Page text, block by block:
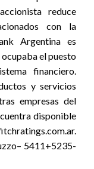
reduce
con la
Argentina es
el puesto
financiero.
y servicios
empresas del
disponible
5411+5235-